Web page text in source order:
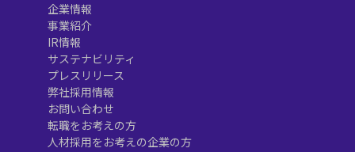
企業情報
事業紹介
IR情報
サステナビリティ
プレスリリース
弊社採用情報
お問い合わせ
転職をお考えの方
人材採用をお考えの企業の方